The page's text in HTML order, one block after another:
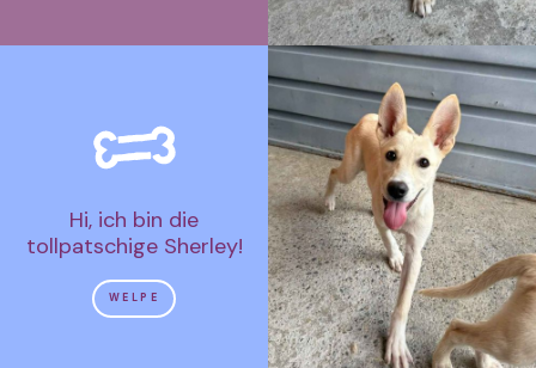
Hi, ich bin die
tollpatschige Sherley!
WELPE